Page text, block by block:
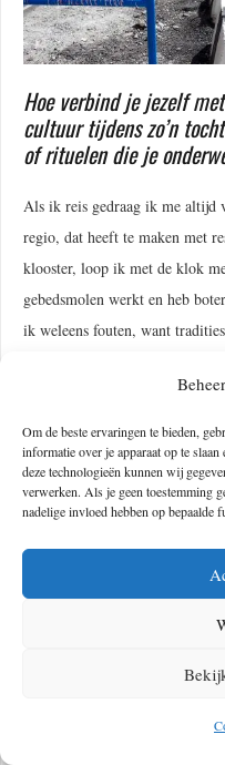
Om de beste ervaringen te bieden,
informatie over je apparaat op te
deze technologieën kunnen wij
verwerken. Als je geen toestemming
nadelige invloed hebben op bepaalde
Hoe verbind je jezelf
cultuur tijdens zo’n
of rituelen die je
Als ik reis gedraag ik me altijd
regio, dat heeft te maken met
klooster, loop ik met de klok
gebedsmolen werkt en heb
ik weleens fouten, want
de cultuur te verdiepen. Dat
uitgenodigd bij mensen thuis,
Ladakh heb ik veel lokale